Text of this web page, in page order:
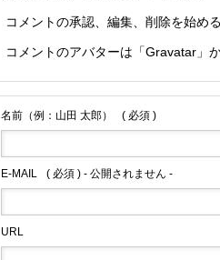
コメントの承認、編集、削除を始め
コメントのアバターは「Gravatar 」
名前（例：山田 太郎） ( 必須 )
E-MAIL ( 必須 ) - 公開されません -
URL